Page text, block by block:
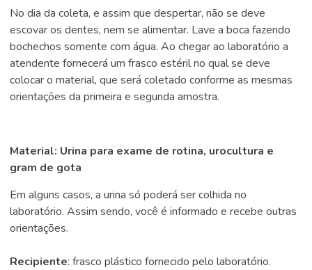
No dia da coleta, e assim que despertar, não se deve
escovar os dentes, nem se alimentar. Lave a boca fazendo
bochechos somente com água. Ao chegar ao laboratório a
atendente fornecerá um frasco estéril no qual se deve
colocar o material, que será coletado conforme as mesmas
orientações da primeira e segunda amostra.
Material: Urina para exame de rotina, urocultura e
gram de gota
Em alguns casos, a urina só poderá ser colhida no
laboratório. Assim sendo, você é informado e recebe outras
orientações.
Recipiente: frasco plástico fornecido pelo laboratório.